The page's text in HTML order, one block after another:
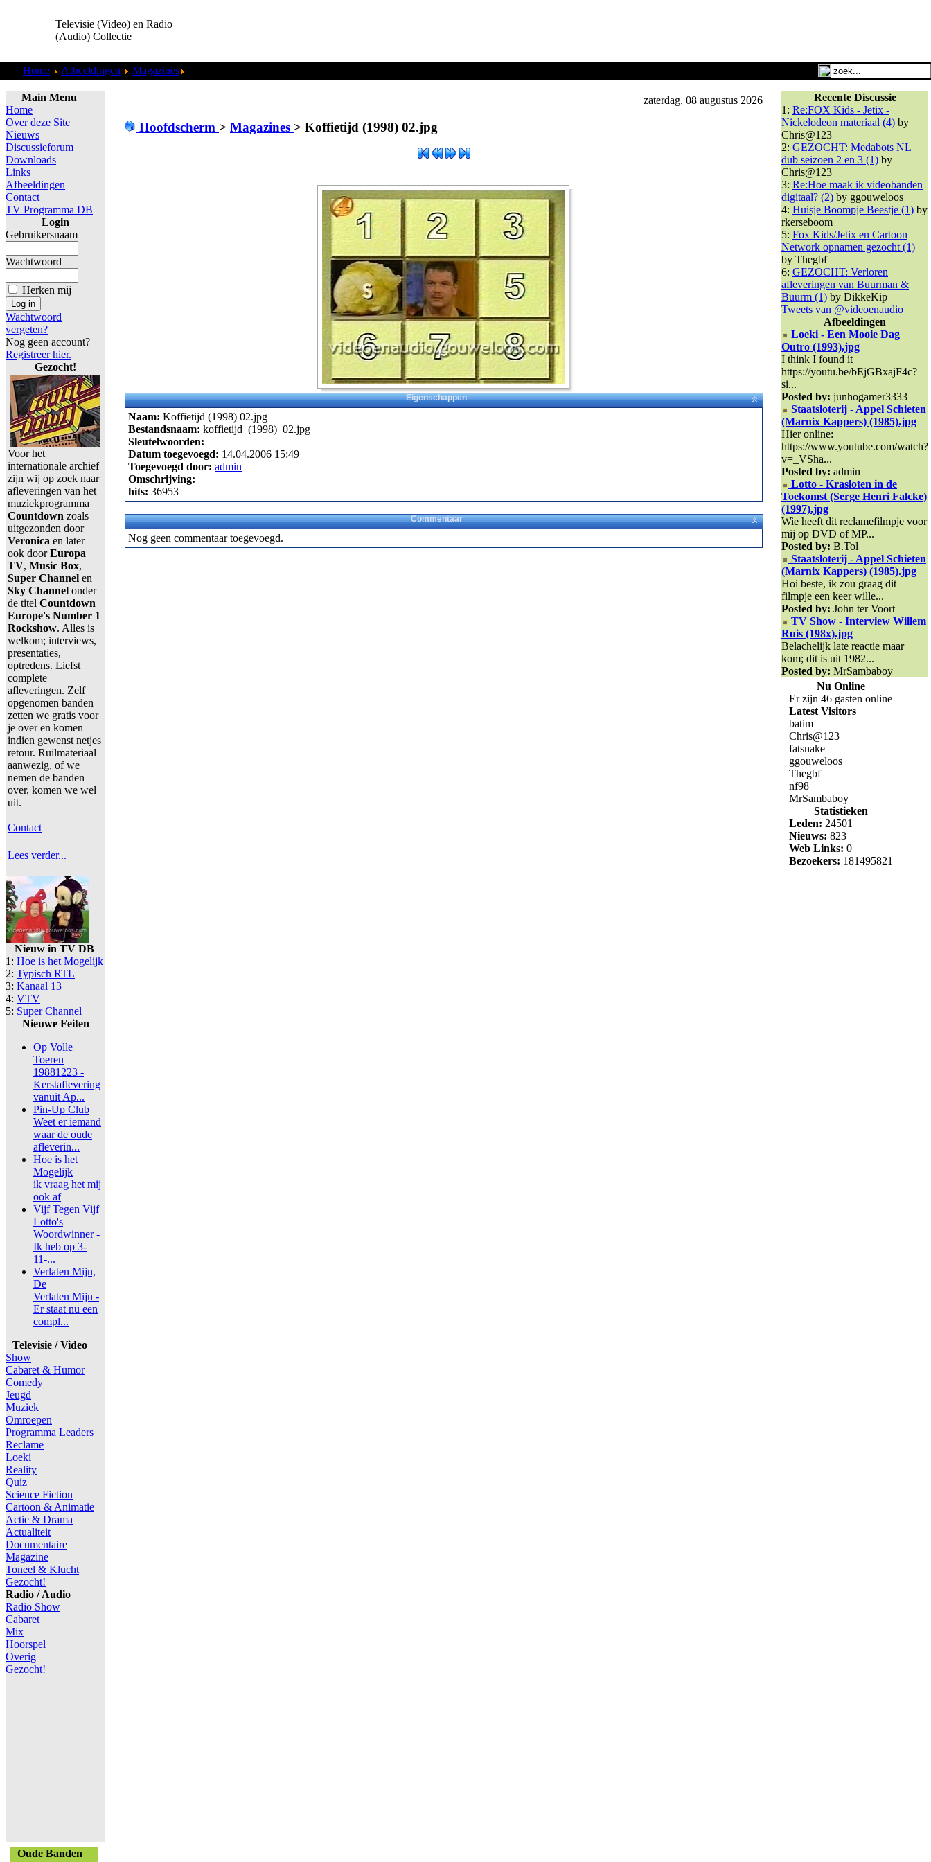
Televisie (Video) en Radio
(Audio) Collectie
Home Afbeeldingen Magazines
Main Menu
Home
Over deze Site
Nieuws
Discussieforum
Downloads
Links
Afbeeldingen
Contact
TV Programma DB
Login
Gebruikersnaam
Wachtwoord
Herken mij
Wachtwoord
vergeten?
Nog geen account?
Registreer hier.
Gezocht!
Voor het
internationale archief
zijn wij op zoek naar
afleveringen van het
muziekprogramma
Countdown zoals
uitgezonden door
Veronica en later
ook doorEuropa
TV, Music Box,
Super Channel en
Sky Channel onder
de titel Countdown
Europe's Number 1
Rockshow. Alles is
welkom; interviews,
presentaties,
optredens. Liefst
complete
afleveringen. Zelf
opgenomen banden
zetten we gratis voor
je over en komen
indien gewenst netjes
retour. Ruilmateriaal
aanwezig, of we
nemen de banden
over, komen we wel
uit.
Contact
Lees verder...
Nieuw in TV DB
1: Hoe is het Mogelijk
2: Typisch RTL
3: Kanaal 13
4: VTV
5: Super Channel
Nieuwe Feiten
Op Volle
Toeren
19881223 -
Kerstaflevering
vanuit Ap...
Pin-Up Club
Weet er iemand
waar de oude
afleverin...
Hoe is het
Mogelijk
ik vraag het mij
ook af
Vijf Tegen Vijf
Lotto's
Woordwinner -
Ik heb op 3-
11-...
Verlaten Mijn,
De
Verlaten Mijn -
Er staat nu een
compl...
Televisie / Video
Show
Cabaret & Humor
Comedy
Jeugd
Muziek
Omroepen
Programma Leaders
Reclame
Loeki
Reality
Quiz
Science Fiction
Cartoon & Animatie
Actie & Drama
Actualiteit
Documentaire
Magazine
Toneel & Klucht
Gezocht!
Radio / Audio
Radio Show
Cabaret
Mix
Hoorspel
Overig
Gezocht!
Oude Banden
zaterdag, 08 augustus 2026
Hoofdscherm > Magazines > Koffietijd (1998) 02.jpg
Eigenschappen
Naam: Koffietijd (1998) 02.jpg
Bestandsnaam: koffietijd_(1998)_02.jpg
Sleutelwoorden:
Datum toegevoegd: 14.04.2006 15:49
Toegevoegd door: admin
Omschrijving:
hits: 36953
Commentaar
Nog geen commentaar toegevoegd.
Recente Discussie
1: Re:FOX Kids - Jetix -
Nickelodeon materiaal (4) by
Chris@123
2: GEZOCHT: Medabots NL
dub seizoen 2 en 3 (1) by
Chris@123
3: Re:Hoe maak ik videobanden
digitaal? (2) by ggouweloos
4: Huisje Boompje Beestje (1) by
rkerseboom
5: Fox Kids/Jetix en Cartoon
Network opnamen gezocht (1)
by Thegbf
6: GEZOCHT: Verloren
afleveringen van Buurman &
Buurm (1) by DikkeKip
Tweets van @videoenaudio
Afbeeldingen
Loeki - Een Mooie Dag
Outro (1993).jpg
I think I found it
https://youtu.be/bEjGBxajF4c?
si...
Posted by: junhogamer3333
Staatsloterij - Appel Schieten
(Marnix Kappers) (1985).jpg
Hier online:
https://www.youtube.com/watch?
v=_VSha...
Posted by: admin
Lotto - Krasloten in de
Toekomst (Serge Henri Falcke)
(1997).jpg
Wie heeft dit reclamefilmpje voor
mij op DVD of MP...
Posted by: B.Tol
Staatsloterij - Appel Schieten
(Marnix Kappers) (1985).jpg
Hoi beste, ik zou graag dit
filmpje een keer wille...
Posted by: John ter Voort
TV Show - Interview Willem
Ruis (198x).jpg
Belachelijk late reactie maar
kom; dit is uit 1982...
Posted by: MrSambaboy
Nu Online
Er zijn 46 gasten online
Latest Visitors
batim
Chris@123
fatsnake
ggouweloos
Thegbf
nf98
MrSambaboy
Statistieken
Leden: 24501
Nieuws: 823
Web Links: 0
Bezoekers: 181495821